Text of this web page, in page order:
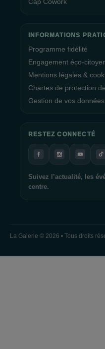
INFORMATIONS
Programme fidélité
Engagement éco-
Mentions légales &
Chartes de protection
Gestion de vos
RESTEZ CONNECTÉ
Suivez l’actualité, les
centre.
La Galerie © 2026 • Tous droits